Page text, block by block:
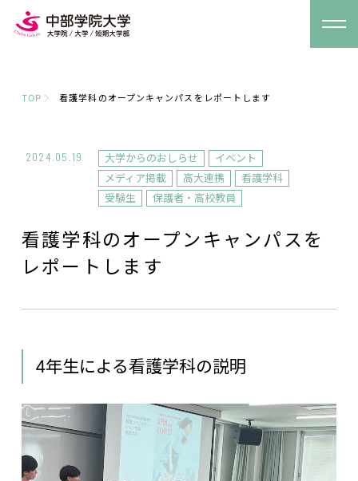
TOP 看護学科のオープンキャンパスをレポートします
2024.05.19 大学からのおしらせ
イベント
メディア掲載
高大連携
看護学科
受験生
保護者・高校教員
看護学科のオープンキャンパスを
レポートします
4年生による看護学科の説明